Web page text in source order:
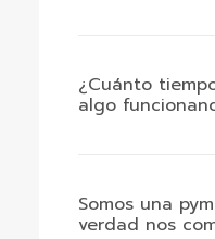
¿Cuánto
algo
Somos una
verdad nos